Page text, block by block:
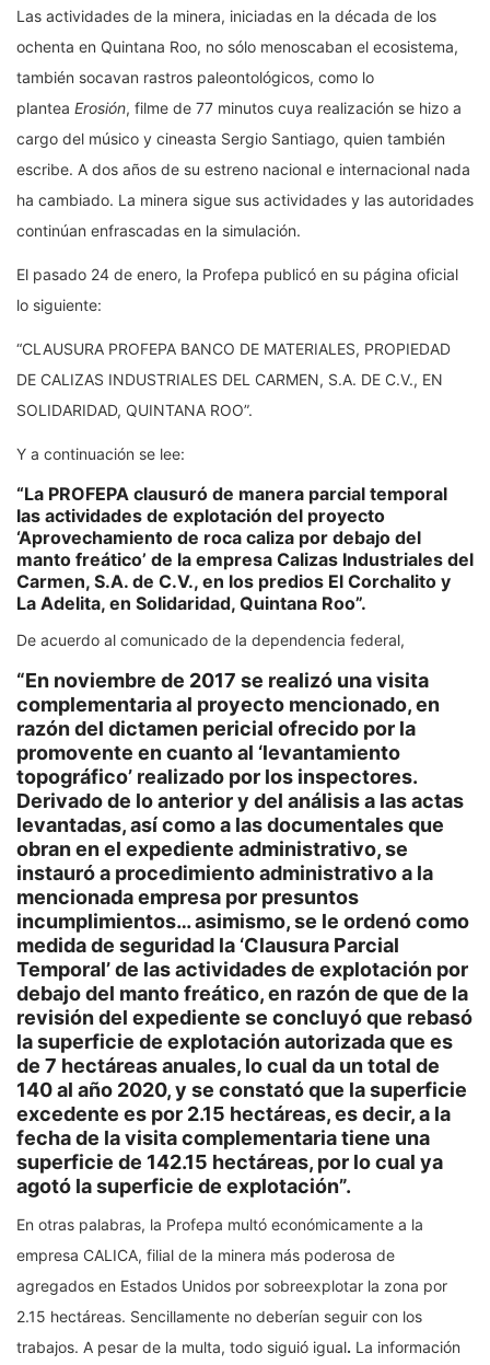
Las actividades de la minera, iniciadas en la década de los
ochenta en Quintana Roo, no sólo menoscaban el ecosistema,
también socavan rastros paleontológicos, como lo
plantea Erosión, filme de 77 minutos cuya realización se hizo a
cargo del músico y cineasta Sergio Santiago, quien también
escribe. A dos años de su estreno nacional e internacional nada
ha cambiado. La minera sigue sus actividades y las autoridades
continúan enfrascadas en la simulación.
El pasado 24 de enero, la Profepa publicó en su página oficial
lo siguiente:
“CLAUSURA PROFEPA BANCO DE MATERIALES, PROPIEDAD
DE CALIZAS INDUSTRIALES DEL CARMEN, S.A. DE C.V., EN
SOLIDARIDAD, QUINTANA ROO”.
Y a continuación se lee:
“La PROFEPA clausuró de manera parcial temporal
las actividades de explotación del proyecto
‘Aprovechamiento de roca caliza por debajo del
manto freático’ de la empresa Calizas Industriales del
Carmen, S.A. de C.V., en los predios El Corchalito y
La Adelita, en Solidaridad, Quintana Roo”.
De acuerdo al comunicado de la dependencia federal,
“En noviembre de 2017 se realizó una visita
complementaria al proyecto mencionado, en
razón del dictamen pericial ofrecido por la
promovente en cuanto al ‘levantamiento
topográfico’ realizado por los inspectores.
Derivado de lo anterior y del análisis a las actas
levantadas, así como a las documentales que
obran en el expediente administrativo, se
instauró a procedimiento administrativo a la
mencionada empresa por presuntos
incumplimientos… asimismo, se le ordenó como
medida de seguridad la ‘Clausura Parcial
Temporal’ de las actividades de explotación por
debajo del manto freático, en razón de que de la
revisión del expediente se concluyó que rebasó
la superficie de explotación autorizada que es
de 7 hectáreas anuales, lo cual da un total de
140 al año 2020, y se constató que la superficie
excedente es por 2.15 hectáreas, es decir, a la
fecha de la visita complementaria tiene una
superficie de 142.15 hectáreas, por lo cual ya
agotó la superficie de explotación”.
En otras palabras, la Profepa multó económicamente a la
empresa CALICA, filial de la minera más poderosa de
agregados en Estados Unidos por sobreexplotar la zona por
2.15 hectáreas. Sencillamente no deberían seguir con los
trabajos. A pesar de la multa, todo siguió igual. La información